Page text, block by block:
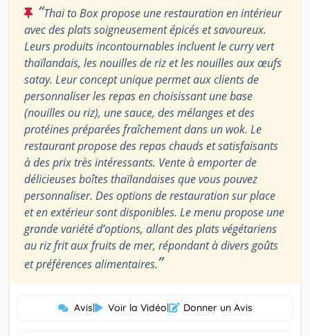
“Thai to Box propose une restauration en intérieur
avec des plats soigneusement épicés et savoureux.
Leurs produits incontournables incluent le curry vert
thaïlandais, les nouilles de riz et les nouilles aux œufs
satay. Leur concept unique permet aux clients de
personnaliser les repas en choisissant une base
(nouilles ou riz), une sauce, des mélanges et des
protéines préparées fraîchement dans un wok. Le
restaurant propose des repas chauds et satisfaisants
à des prix très intéressants. Vente à emporter de
délicieuses boîtes thaïlandaises que vous pouvez
personnaliser. Des options de restauration sur place
et en extérieur sont disponibles. Le menu propose une
grande variété d’options, allant des plats végétariens
au riz frit aux fruits de mer, répondant à divers goûts
et préférences alimentaires.”
Avis| Voir la Vidéo| Donner un Avis